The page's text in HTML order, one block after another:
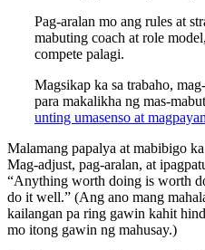
Pag-aralan mo ang rules at
mabuting coach at role
compete palagi.
Magsikap ka sa trabaho,
para makalikha ng mas-
unting umasenso at
Malamang papalya at mabibigo
Mag-adjust, pag-aralan, at
“Anything worth doing is worth
do it well.” (Ang ano mang
kailangan pa ring gawin kahit
mo itong gawin ng mahusay.)